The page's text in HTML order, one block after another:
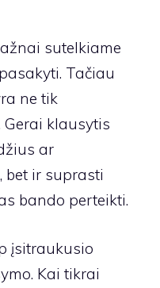
sutelkiame
Tačiau
ne tik
Gerai klausytis
ar
bet ir suprasti
bando perteikti.
įsitraukusio
Kai tikrai